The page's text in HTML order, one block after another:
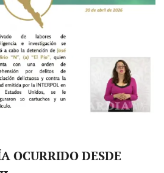
OCURRIDO DESDE